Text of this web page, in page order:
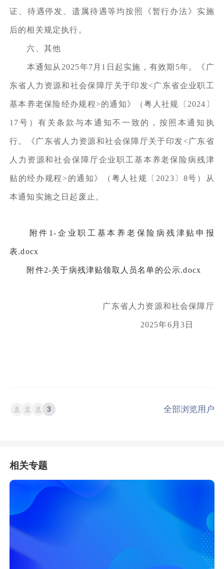
证、待遇停发、遗属待遇等均按照《暂行办法》实施
后的相关规定执行。
六、其他
本通知从2025年7月1日起实施，有效期5年。《广
东省人力资源和社会保障厅关于印发<广东省企业职工
基本养老保险经办规程>的通知》（粤人社规〔2024〕
17号）有关条款与本通知不一致的，按照本通知执
行。《广东省人力资源和社会保障厅关于印发<广东省
人力资源和社会保障厅企业职工基本养老保险病残津
贴的经办规程>的通知》（粤人社规〔2023〕8号）从
本通知实施之日起废止。
附件1-企业职工基本养老保险病残津贴申报
表.docx
附件2-关于病残津贴领取人员名单的公示.docx
广东省人力资源和社会保障厅
2025年6月3日
3 全部浏览用户
相关专题